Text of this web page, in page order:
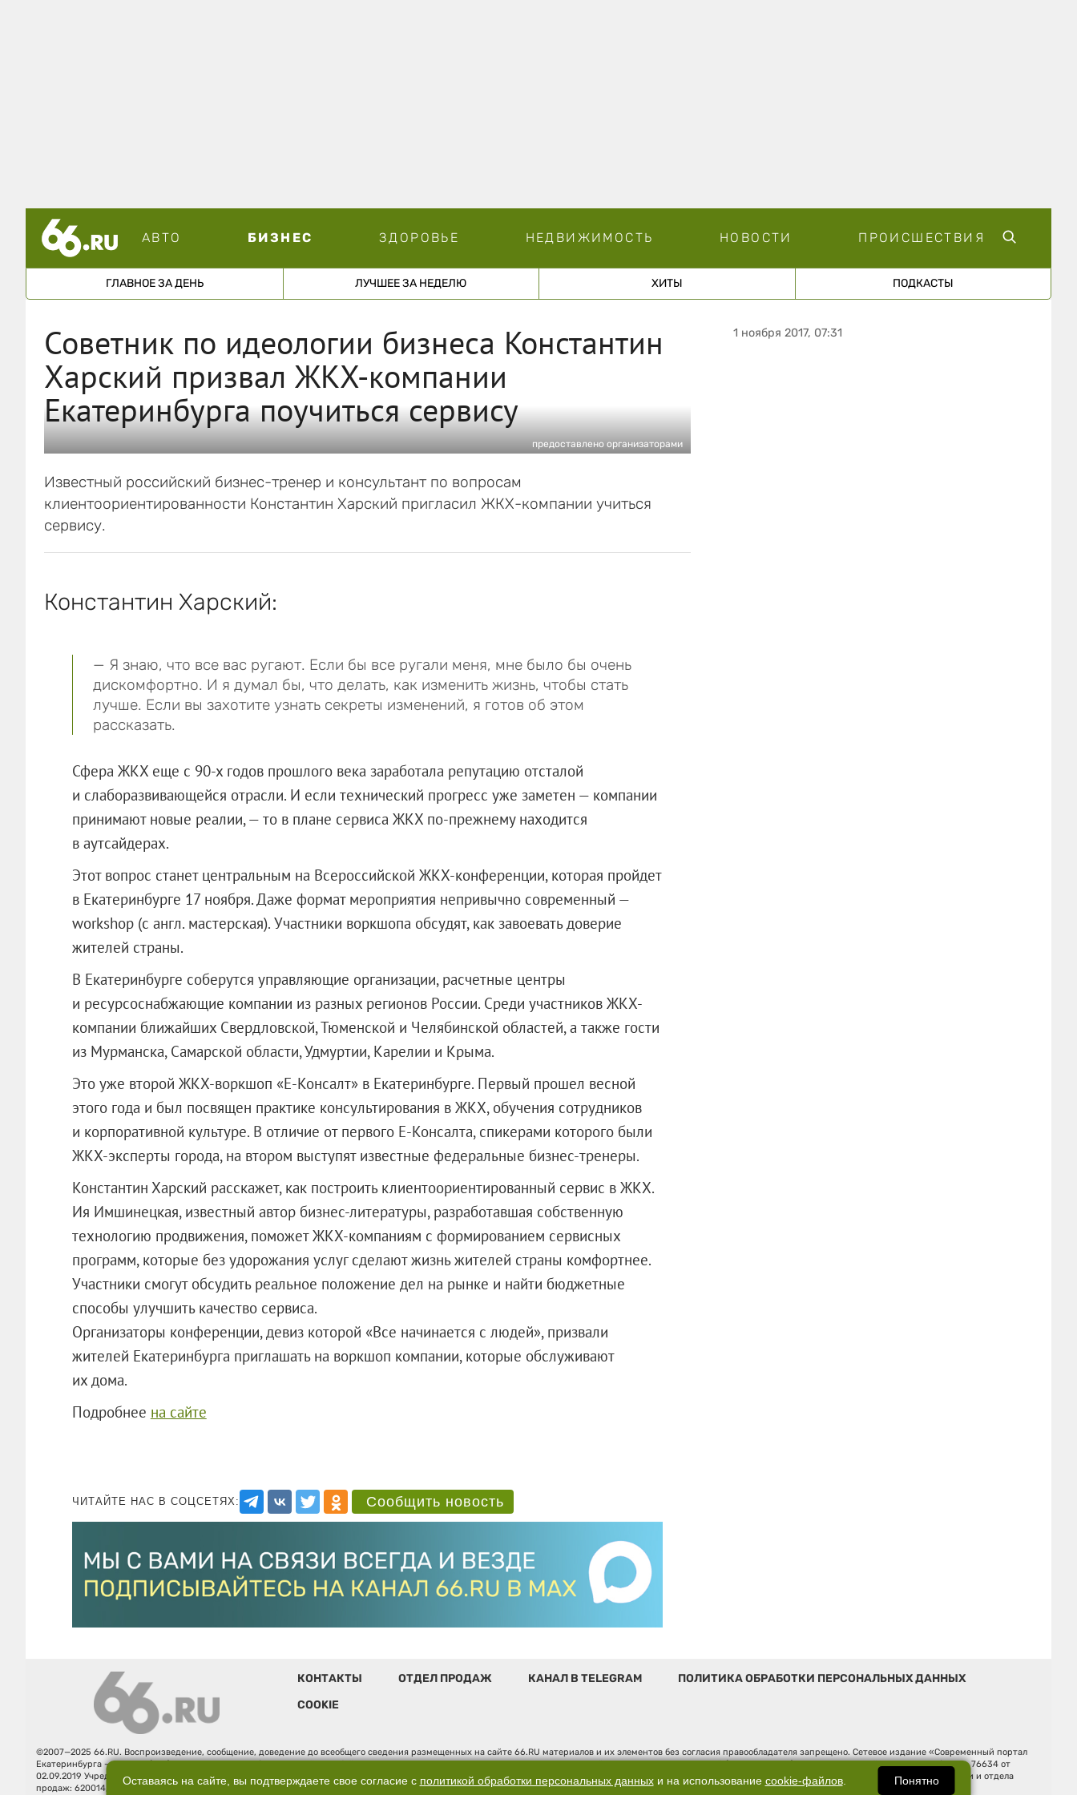
АВТО БИЗНЕС ЗДОРОВЬЕ НЕДВИЖИМОСТЬ НОВОСТИ ПРОИСШЕСТВИЯ
ГЛАВНОЕ ЗА ДЕНЬ ЛУЧШЕЕ ЗА НЕДЕЛЮ ХИТЫ ПОДКАСТЫ
Советник по идеологии бизнеса Константин
Харский призвал ЖКХ-компании
Екатеринбурга поучиться сервису
предоставлено организаторами
Известный российский бизнес-тренер и консультант по вопросам
клиентоориентированности Константин Харский пригласил ЖКХ-компании учиться
сервису.
Константин Харский:
— Я знаю, что все вас ругают. Если бы все ругали меня, мне было бы очень
дискомфортно. И я думал бы, что делать, как изменить жизнь, чтобы стать
лучше. Если вы захотите узнать секреты изменений, я готов об этом
рассказать.
Сфера ЖКХ еще с 90-х годов прошлого века заработала репутацию отсталой
и слаборазвивающейся отрасли. И если технический прогресс уже заметен — компании
принимают новые реалии, — то в плане сервиса ЖКХ по-прежнему находится
в аутсайдерах.
Этот вопрос станет центральным на Всероссийской ЖКХ-конференции, которая пройдет
в Екатеринбурге 17 ноября. Даже формат мероприятия непривычно современный —
workshop (с англ. мастерская). Участники воркшопа обсудят, как завоевать доверие
жителей страны.
В Екатеринбурге соберутся управляющие организации, расчетные центры
и ресурсоснабжающие компании из разных регионов России. Среди участников ЖКХ-
компании ближайших Свердловской, Тюменской и Челябинской областей, а также гости
из Мурманска, Самарской области, Удмуртии, Карелии и Крыма.
Это уже второй ЖКХ-воркшоп «Е-Консалт» в Екатеринбурге. Первый прошел весной
этого года и был посвящен практике консультирования в ЖКХ, обучения сотрудников
и корпоративной культуре. В отличие от первого Е-Консалта, спикерами которого были
ЖКХ-эксперты города, на втором выступят известные федеральные бизнес-тренеры.
Константин Харский расскажет, как построить клиентоориентированный сервис в ЖКХ.
Ия Имшинецкая, известный автор бизнес-литературы, разработавшая собственную
технологию продвижения, поможет ЖКХ-компаниям с формированием сервисных
программ, которые без удорожания услуг сделают жизнь жителей страны комфортнее.
Участники смогут обсудить реальное положение дел на рынке и найти бюджетные
способы улучшить качество сервиса.
Организаторы конференции, девиз которой «Все начинается с людей», призвали
жителей Екатеринбурга приглашать на воркшоп компании, которые обслуживают
их дома.
Подробнее на сайте
ЧИТАЙТЕ НАС В СОЦСЕТЯХ: Сообщить новость
1 ноября 2017, 07:31
КОНТАКТЫ ОТДЕЛ ПРОДАЖ КАНАЛ В TELEGRAM
ПОЛИТИКА ОБРАБОТКИ ПЕРСОНАЛЬНЫХ ДАННЫХ
COOKIE
©2007—2025 66.RU. Воспроизведение, сообщение, доведение до всеобщего сведения размещенных на сайте 66.RU материалов и их элементов без согласия правообладателя запрещено. Сетевое издание «Современный портал
Екатеринбурга — «66.ru» (18+) зарегистрировано Федеральной службой по надзору в сфере связи, информационных технологий и массовых коммуникаций (Роскомнадзор). Регистрационный номер ЭЛ № ФС 77 - 76634 от
02.09.2019 Учредитель: Общество с ограниченной ответственностью "66.ру". Юридический адрес: 620014, Свердловская обл., г. Екатеринбург, ул. Бориса Ельцина, строение 3, оф. 7015 Фактический адрес редакции и отдела
продаж: 620014, Свердловская обл., г. Екатеринбург, ул. Бориса Ельцина, д. 3, оф. 7015, +7 (343) 288-50-66 info@news.66.ru Главный редактор: Шлыков Д.В.
Оставаясь на сайте, вы подтверждаете свое согласие с политикой обработки персональных данныхи на использование cookie-файлов. Понятно